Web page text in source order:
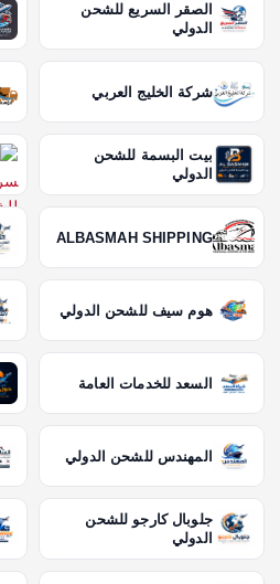
الصقر السريع للشحن
الدولي
شركة الخليج العربي
بيت البسمة للشحن
الدولي
ALBASMAH SHIPPING
هوم سيف للشحن الدولي
السعد للخدمات العامة
المهندس للشحن الدولي
جلوبال كارجو للشحن
الدولي